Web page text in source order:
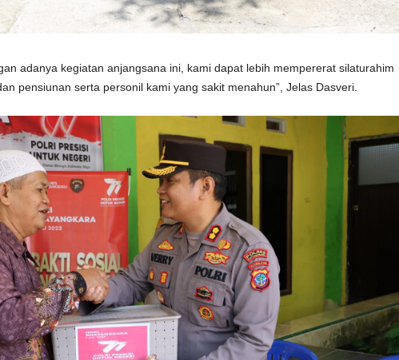
adanya kegiatan anjangsana ini, kami dapat lebih mempererat silaturahim
pensiunan serta personil kami yang sakit menahun”, Jelas Dasveri.